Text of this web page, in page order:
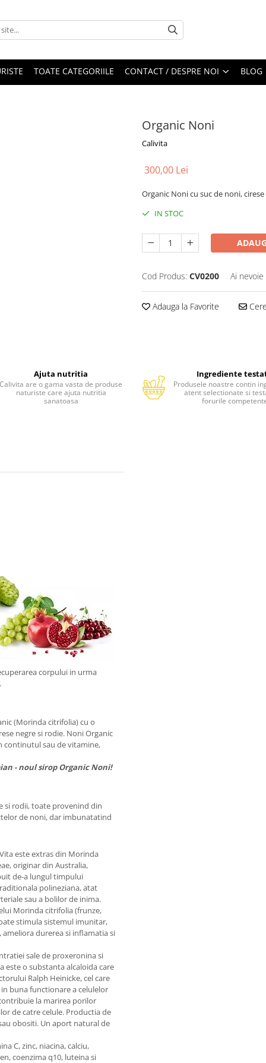
TOATE CATEGORIILE CONTACT / DESPRE NOI BLOG
Organic Noni
Calivita
300,00 Lei
Organic Noni cu suc de noni,
IN STOC
Cod Produs: CV0200 Ai
Adauga la Favorite
Ajuta nutritia
Calivita are o gama vasta de produse
naturiste care ajuta nutritia
sanatoasa
Ingrediente
Produsele noastre contin
atent selectionate si
forurile
corpului in urma
(Morinda citrifolia) cu o
negre si rodie. Noni Organic
continutul sau de vitamine,
- noul sirop Organic Noni!
si rodii, toate provenind din
de noni, dar imbunatatind
este extras din Morinda
originar din Australia,
de-a lungul timpului
polineziana, atat
sau a bolilor de inima.
Morinda citrifolia (frunze,
stimula sistemul imunitar,
durerea si inflamatia si
sale de proxeronina si
este o substanta alcaloida care
Ralph Heinicke, cel care
buna functionare a celulelor
la marirea porilor
de catre celule. Productia de
obositi. Un aport natural de
C, zinc, niacina, calciu,
coenzima q10, luteina si